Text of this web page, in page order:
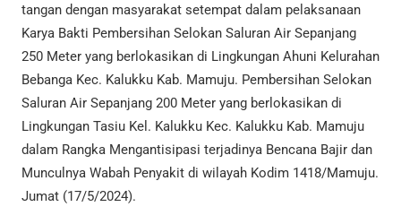
tangan dengan masyarakat setempat dalam pelaksanaan
Karya Bakti Pembersihan Selokan Saluran Air Sepanjang
250 Meter yang berlokasikan di Lingkungan Ahuni Kelurahan
Bebanga Kec. Kalukku Kab. Mamuju. Pembersihan Selokan
Saluran Air Sepanjang 200 Meter yang berlokasikan di
Lingkungan Tasiu Kel. Kalukku Kec. Kalukku Kab. Mamuju
dalam Rangka Mengantisipasi terjadinya Bencana Bajir dan
Munculnya Wabah Penyakit di wilayah Kodim 1418/Mamuju.
Jumat (17/5/2024).